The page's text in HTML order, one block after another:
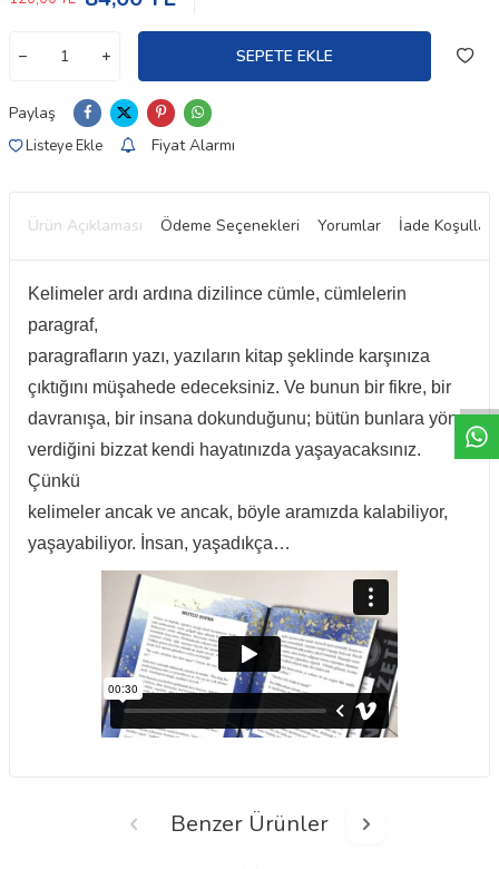
SEPETE EKLE
Paylaş
Listeye Ekle Fiyat Alarmı
Ürün Açıklaması Ödeme Seçenekleri Yorumlar İade Koşulları
Kelimeler ardı ardına dizilince cümle, cümlelerin
paragraf,
paragrafların yazı, yazıların kitap şeklinde karşınıza
çıktığını müşahede edeceksiniz. Ve bunun bir fikre, bir
davranışa, bir insana dokunduğunu; bütün bunlara yön
verdiğini bizzat kendi hayatınızda yaşayacaksınız.
Çünkü
kelimeler ancak ve ancak, böyle aramızda kalabiliyor,
yaşayabiliyor. İnsan, yaşadıkça…
Benzer Ürünler